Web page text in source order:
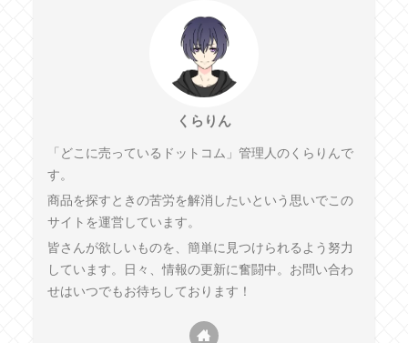
くらりん
「どこに売っているドットコム」管理人のくらりんで
す。
商品を探すときの苦労を解消したいという思いでこの
サイトを運営しています。
皆さんが欲しいものを、簡単に見つけられるよう努力
しています。日々、情報の更新に奮闘中。お問い合わ
せはいつでもお待ちしております！